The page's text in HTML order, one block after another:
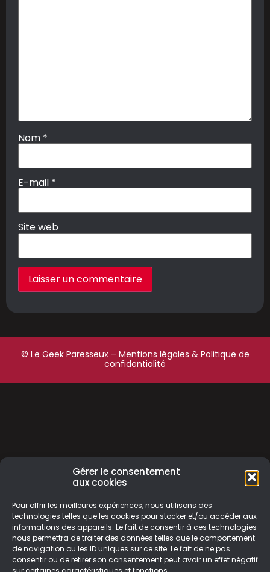
Gérer le consentement
aux cookies
Pour offrir les meilleures expériences, nous utilisons des
technologies telles que les cookies pour stocker et/ou accéder aux
informations des appareils. Le fait de consentir à ces technologies
nous permettra de traiter des données telles que le comportement
de navigation ou les ID uniques sur ce site. Le fait de ne pas
consentir ou de retirer son consentement peut avoir un effet négatif
Nom *
E-mail *
Site web
© Le Geek Paresseux – Mentions légales & Politique de
confidentialité